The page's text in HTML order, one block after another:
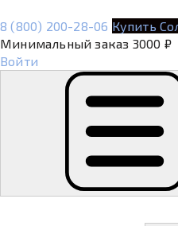
8 (800) 200-28-06 Купить
Минимальный заказ 3000 ₽
Войти